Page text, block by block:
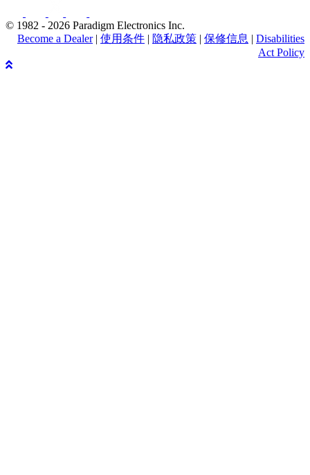
© 1982 - 2026 Paradigm Electronics Inc.
Become a Dealer| 使用条件 | 隐私政策 | 保修信息 | Disabilities
Act Policy